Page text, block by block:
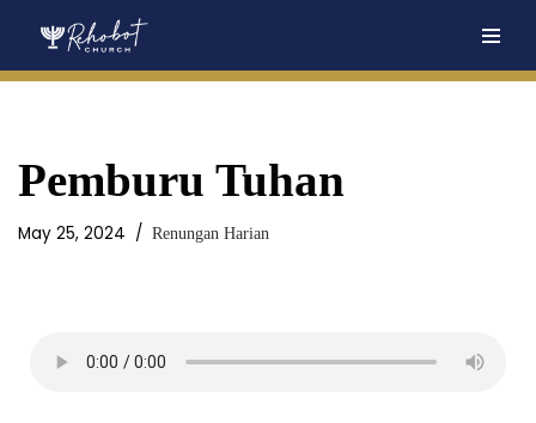
Pemburu Tuhan
May 25, 2024 Renungan Harian